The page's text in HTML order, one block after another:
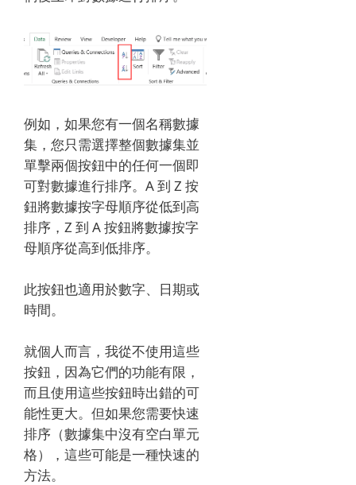
例如，如果您有一個名稱數據
集，您只需選擇整個數據集並
單擊兩個按鈕中的任何一個即
可對數據進行排序。 A 到 Z 按
鈕將數據按字母順序從低到高
排序，Z 到 A 按鈕將數據按字
母順序從高到低排序。
此按鈕也適用於數字、日期或
時間。
就個人而言，我從不使用這些
按鈕，因為它們的功能有限，
而且使用這些按鈕時出錯的可
能性更大。 但如果您需要快速
排序（數據集中沒有空白單元
格），這些可能是一種快速的
方法。